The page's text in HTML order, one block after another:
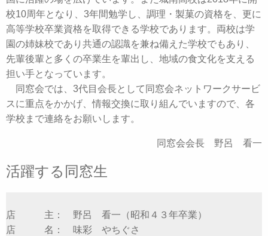
校10周年となり、3年間勉学し、調理・製菓の資格を、更に
高等学校卒業資格を取得できる学校であります。両校は学
園の姉妹校であり共通の認識を兼ね備えた学校でもあり、
先輩後輩と多くの卒業生を輩出し、地域の食文化を支える
担い手となっています。
同窓会では、3代目会長として同窓会ネットワークサービ
スに重点をかかげ、情報交換に取り組んでいますので、各
学校まで連絡をお願いします。
同窓会会長 野呂 看一
活躍する同窓生
店 主： 野呂 看一（昭和４３年卒業）
店 名： 味彩 やちぐさ